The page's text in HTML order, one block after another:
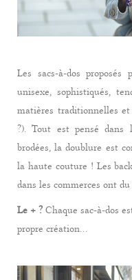
Les sacs-à-dos
unisexe, sophistiqués,
matières traditionnelles
?). Tout est pensé dans
brodées, la doublure est
la haute couture ! Les
dans les commerces ont
Le + ? Chaque sac-à-dos
propre création…